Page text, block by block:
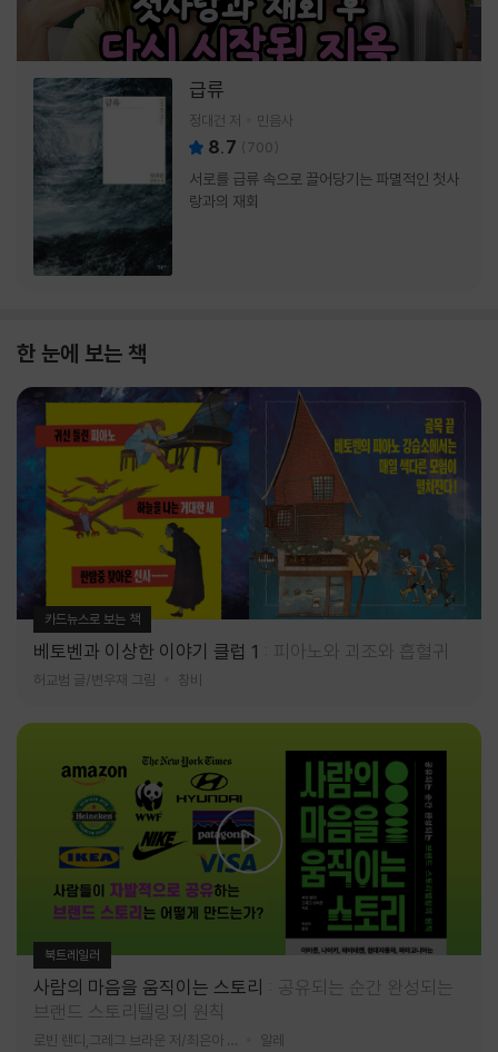
급류
정대건 저 민음사
8.7 (700)
서로를 급류 속으로 끌어당기는 파멸적인 첫사
랑과의 재회
한 눈에 보는 책
카드뉴스로 보는 책
베토벤과 이상한 이야기 클럽 1 피아노와 괴조와 흡혈귀
허교범 글/변우재 그림 창비
북트레일러
사람의 마음을 움직이는 스토리
공유되는 순간 완성되는
브랜드 스토리텔링의 원칙
알레